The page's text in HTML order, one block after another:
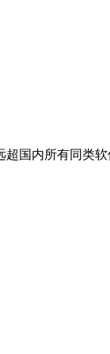
超国内所有同类软